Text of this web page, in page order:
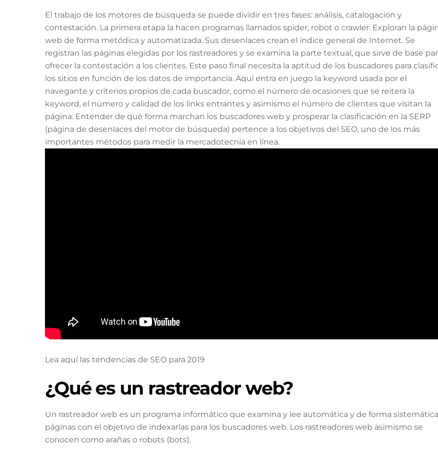
El trabajo de los motores de búsqueda se puede dividir en tres fases: análisis, catalogación y
contestación. La primera etapa la hacen programas llamados spider, robot o crawler. Exploran la
web de forma metódica y automatizada. Sus desenlaces crean el índice general de Internet. Se
registran las páginas elegidas por los rastreadores y se examina la parte textual, que sirve de base
ofrecer la contestación a los clientes. Este paso final necesita la aptitud de los buscadores para
los sitios en función de los datos de importancia. Aquí entra en juego la keyword usada por el
navegante y criterios propios de cada buscador, como el número de ocasiones que se reitera la
keyword, el número y calidad de los links entrantes y asimismo el número de clientes que visitan la
página. Entender de qué forma marchan los buscadores web y prosperar la clasificación en la SERP
(página de desenlaces del motor de búsqueda) pertence a los objetivos del SEO, uno de los más
importantes métodos para medir la mercadotecnia en línea.
Lea aquí las tendencias de SEO para 2019
¿Qué es un rastreador web?
Un rastreador web es un programa informático que examina y lee automática y de forma sistemática
páginas con el objetivo de indexarlas para los buscadores web. Los rastreadores web asimismo se
conocen como arañas o robots (bots).